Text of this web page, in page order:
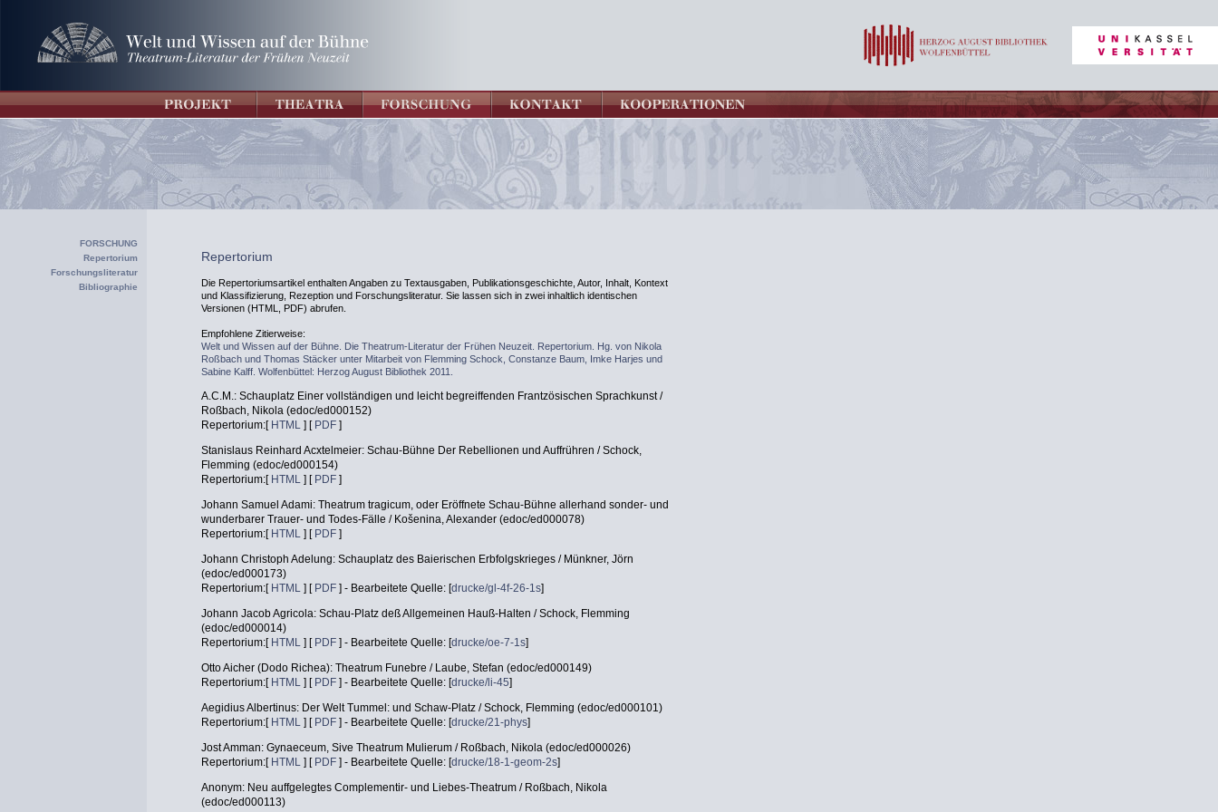
FORSCHUNG
Repertorium
Forschungsliteratur
Bibliographie
Repertorium
Die Repertoriumsartikel enthalten Angaben zu Textausgaben, Publikationsgeschichte, Autor, Inhalt, Kontext
und Klassifizierung, Rezeption und Forschungsliteratur. Sie lassen sich in zwei inhaltlich identischen
Versionen (HTML, PDF) abrufen.
Empfohlene Zitierweise:
Welt und Wissen auf der Bühne. Die Theatrum-Literatur der Frühen Neuzeit. Repertorium. Hg. von Nikola
Roßbach und Thomas Stäcker unter Mitarbeit von Flemming Schock, Constanze Baum, Imke Harjes und
Sabine Kalff. Wolfenbüttel: Herzog August Bibliothek 2011.
A.C.M.: Schauplatz Einer vollständigen und leicht begreiffenden Frantzösischen Sprachkunst /
Roßbach, Nikola (edoc/ed000152)
Repertorium:[HTML ] [PDF ]
Stanislaus Reinhard Acxtelmeier: Schau-Bühne Der Rebellionen und Auffrühren / Schock,
Flemming (edoc/ed000154)
Repertorium:[HTML ] [PDF ]
Johann Samuel Adami: Theatrum tragicum, oder Eröffnete Schau-Bühne allerhand sonder- und
wunderbarer Trauer- und Todes-Fälle / Košenina, Alexander (edoc/ed000078)
Repertorium:[HTML ] [PDF ]
Johann Christoph Adelung: Schauplatz des Baierischen Erbfolgskrieges / Münkner, Jörn
(edoc/ed000173)
Repertorium:[HTML ] [PDF ] - Bearbeitete Quelle: [drucke/gl-4f-26-1s]
Johann Jacob Agricola: Schau-Platz deß Allgemeinen Hauß-Halten / Schock, Flemming
(edoc/ed000014)
Repertorium:[HTML ] [PDF ] - Bearbeitete Quelle: [drucke/oe-7-1s]
Otto Aicher (Dodo Richea): Theatrum Funebre / Laube, Stefan (edoc/ed000149)
Repertorium:[HTML ] [PDF ] - Bearbeitete Quelle: [drucke/li-45]
Aegidius Albertinus: Der Welt Tummel: und Schaw-Platz / Schock, Flemming (edoc/ed000101)
Repertorium:[HTML ] [PDF ] - Bearbeitete Quelle: [drucke/21-phys]
Jost Amman: Gynaeceum, Sive Theatrum Mulierum / Roßbach, Nikola (edoc/ed000026)
Repertorium:[HTML ] [PDF ] - Bearbeitete Quelle: [drucke/18-1-geom-2s]
Anonym: Neu auffgelegtes Complementir- und Liebes-Theatrum / Roßbach, Nikola
(edoc/ed000113)